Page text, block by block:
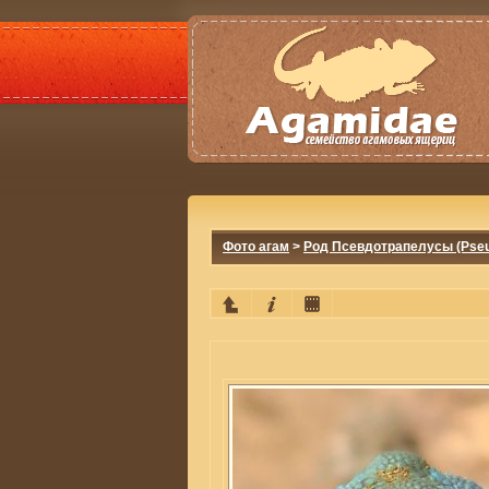
Фото агам > Род Псевдотрапелусы